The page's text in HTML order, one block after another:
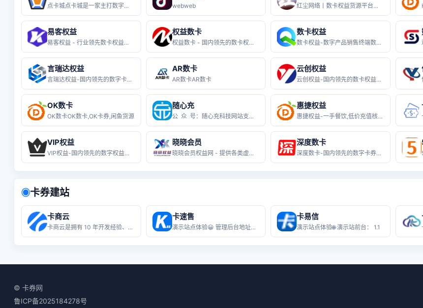
点卡城点卡城是一家主打数字便民，权益 webweb 红尘网络丨数卡权益货源平台红尘网络是
易客权益
易客权益 - 行业领先数卡权益货源终
权益数卡
权益数卡 - 国内领先的数卡权益货源
数卡权益
数卡权益-数字产品销售终端数卡权益-
言瑞达权益
言瑞达权益-国内领先的数字卡券会员权
AR数卡
AR数卡AR数卡
云创权益
云创权益-国内领先的数卡权益货源平台
OK数卡
OK数卡OK数卡,OK卡券,闲鱼货源
随心充
公 众 号：随心充科技网站支持：
惠捷权益
惠捷权益-一手餐饮,低价充值核价权益
VIP权益
VIP权益-国内领先的数字权益货源终
晓晓会员
晓晓会员权益网 - 提供各类虚拟权益
深度数卡
深度数卡-国内领先的数字卡券会员权益
◉卡券建站
卡商云
卡商云是拥有 10 年开发经验、服务
卡速售
演示站点体验😀 管理后台地址：htt
卡易信
演示站点体验🌐 演示站前台： 1.1
© 卡券网
鲁ICP备2025184278号